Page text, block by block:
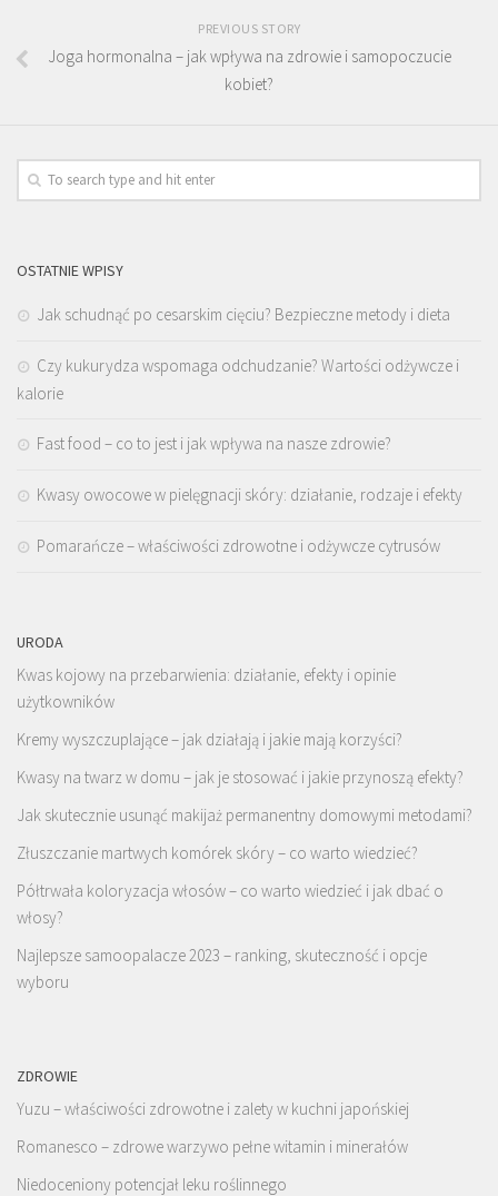
PREVIOUS STORY
Joga hormonalna – jak wpływa na zdrowie i samopoczucie
kobiet?
OSTATNIE WPISY
Jak schudnąć po cesarskim cięciu? Bezpieczne metody i dieta
Czy kukurydza wspomaga odchudzanie? Wartości odżywcze i
kalorie
Fast food – co to jest i jak wpływa na nasze zdrowie?
Kwasy owocowe w pielęgnacji skóry: działanie, rodzaje i efekty
Pomarańcze – właściwości zdrowotne i odżywcze cytrusów
URODA
Kwas kojowy na przebarwienia: działanie, efekty i opinie
użytkowników
Kremy wyszczuplające – jak działają i jakie mają korzyści?
Kwasy na twarz w domu – jak je stosować i jakie przynoszą efekty?
Jak skutecznie usunąć makijaż permanentny domowymi metodami?
Złuszczanie martwych komórek skóry – co warto wiedzieć?
Półtrwała koloryzacja włosów – co warto wiedzieć i jak dbać o
włosy?
Najlepsze samoopalacze 2023 – ranking, skuteczność i opcje
wyboru
ZDROWIE
Yuzu – właściwości zdrowotne i zalety w kuchni japońskiej
Romanesco – zdrowe warzywo pełne witamin i minerałów
Niedoceniony potencjał leku roślinnego